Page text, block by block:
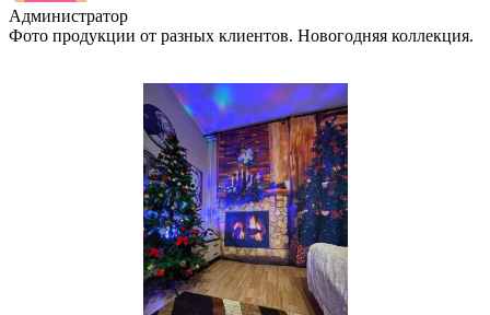
Администратор
Фото продукции от разных клиентов. Новогодняя коллекция.